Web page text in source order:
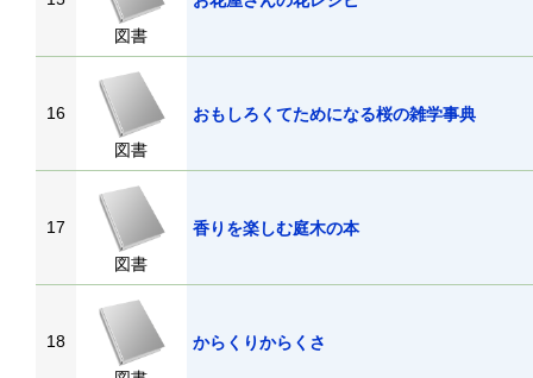
図書
16
図書
おもしろくてためになる桜の雑学事典
17
図書
香りを楽しむ庭木の本
18
からくりからくさ